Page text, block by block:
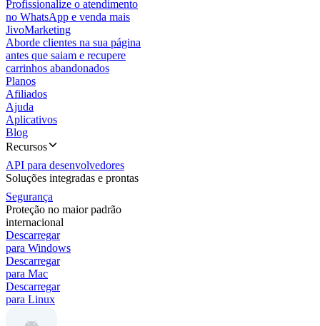
Profissionalize o atendimento
no WhatsApp e venda mais
JivoMarketing
Aborde clientes na sua página
antes que saiam e recupere
carrinhos abandonados
Planos
Afiliados
Ajuda
Aplicativos
Blog
Recursos
API para desenvolvedores
Soluções integradas e prontas
Segurança
Proteção no maior padrão
internacional
Descarregar
para Windows
Descarregar
para Mac
Descarregar
para Linux